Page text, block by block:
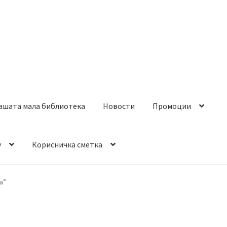
мала библиотека Новости Промоции
Корисничка сметка